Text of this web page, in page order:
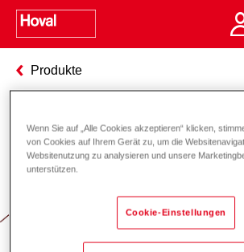
Produkte
Verantwortung für
Wenn Sie auf „Alle Cookies akzeptieren“ klicken,
von Cookies auf Ihrem Gerät zu, um die
Websitenutzung zu analysieren und unsere
unterstützen.
Cookie-Einstellungen